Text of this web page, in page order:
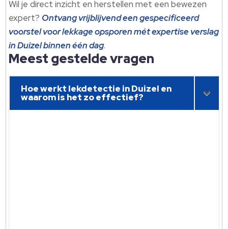
Wil je direct inzicht en herstellen met een bewezen
expert? Ontvang vrijblijvend een gespecificeerd
voorstel voor lekkage opsporen mét expertise verslag
in Duizel binnen één dag.
Meest gestelde vragen
Hoe werkt lekdetectie in Duizel en
waarom is het zo effectief?